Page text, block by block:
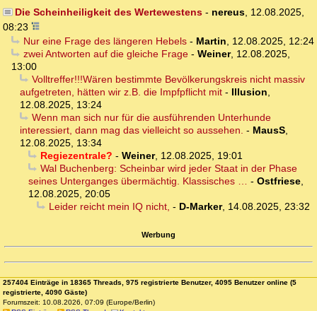
Die Scheinheiligkeit des Wertewestens- nereus, 12.08.2025,
08:23
Nur eine Frage des längeren Hebels- Martin, 12.08.2025, 12:24
zwei Antworten auf die gleiche Frage- Weiner, 12.08.2025,
13:00
Volltreffer!!!Wären bestimmte Bevölkerungskreis nicht massiv
aufgetreten, hätten wir z.B. die Impfpflicht mit - Illusion,
12.08.2025, 13:24
Wenn man sich nur für die ausführenden Unterhunde
interessiert, dann mag das vielleicht so aussehen. - MausS,
12.08.2025, 13:34
Regiezentrale? - Weiner, 12.08.2025, 19:01
Wal Buchenberg: Scheinbar wird jeder Staat in der Phase
seines Unterganges übermächtig. Klassisches … - Ostfriese,
12.08.2025, 20:05
Leider reicht mein IQ nicht, - D-Marker, 14.08.2025, 23:32
Werbung
257404 Einträge in 18365 Threads, 975 registrierte Benutzer, 4095 Benutzer online (5
registrierte, 4090 Gäste)
Forumszeit: 10.08.2026, 07:09 (Europe/Berlin)